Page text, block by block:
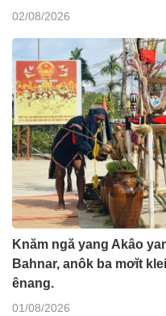
02/08/2026
Knăm ngă yang Akâo
Bahnar, anôk ba mơĭt
ênang.
01/08/2026